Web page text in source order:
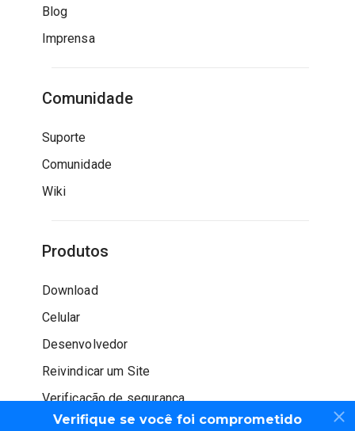
Verifique se você foi comprometido
Blog
Imprensa
Comunidade
Suporte
Comunidade
Wiki
Produtos
Download
Celular
Desenvolvedor
Reivindicar um Site
Verificação de segurança